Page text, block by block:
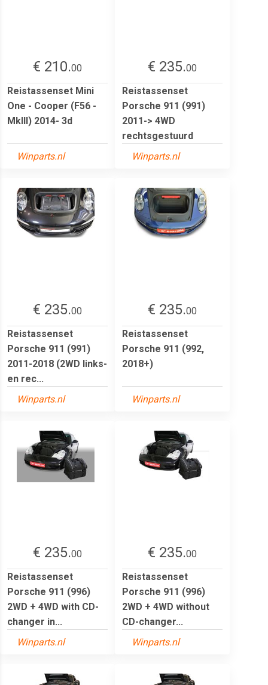
€ 210.00
Reistassenset Mini
One - Cooper (F56 -
MkIII) 2014- 3d
Winparts.nl
€ 235.00
Reistassenset
Porsche 911 (991)
2011-> 4WD
rechtsgestuurd
Winparts.nl
€ 235.00
Reistassenset
Porsche 911 (991)
2011-2018 (2WD links-
en rec...
Winparts.nl
€ 235.00
Reistassenset
Porsche 911 (992,
2018+)
Winparts.nl
€ 235.00
Reistassenset
Porsche 911 (996)
2WD + 4WD with CD-
changer in...
Winparts.nl
€ 235.00
Reistassenset
Porsche 911 (996)
2WD + 4WD without
CD-changer...
Winparts.nl